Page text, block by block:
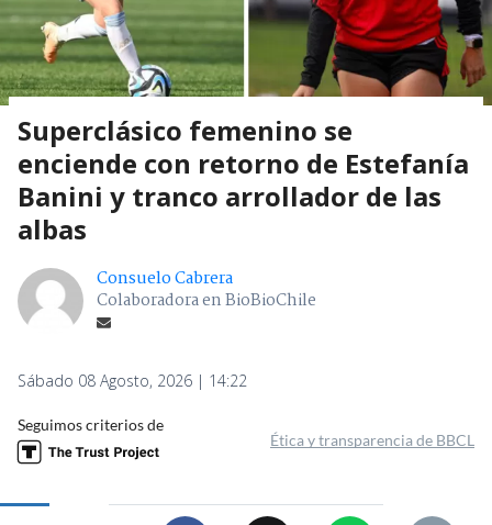
Superclásico femenino se
enciende con retorno de Estefanía
Banini y tranco arrollador de las
albas
Consuelo Cabrera
Colaboradora en BioBioChile
Sábado 08 Agosto, 2026 | 14:22
Seguimos criterios de
Ética y transparencia de BBCL